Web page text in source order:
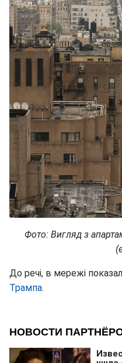
Фото: Вигляд з
До речі, в мережі
Трампа.